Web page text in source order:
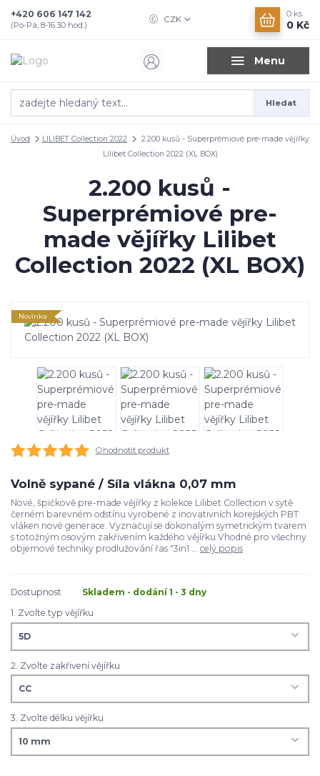
Menu
CZK
Hledat
+420 606 147 142
(Po-Pá, 8-16.30 hod.)
0 ks
0 Kč
Úvod LILIBET Collection 2022
2.200 kusů - Superprémiové pre-made vějířky
Lilibet Collection 2022 (XL BOX)
2.200 kusů -
Superprémiové pre-
made vějířky Lilibet
Collection 2022 (XL BOX)
Novinka
Ohodnotit produkt
Volně sypané / Síla vlákna 0,07 mm
Nové, špičkově pre-made vějířky z kolekce Lilibet Collection v sytě
černém barevném odstínu vyrobené z inovativních korejských PBT
vláken nové generace. Vyznačují se dokonalým symetrickým tvarem
s totožným osovým zakřivením každého vějířku Vhodné pro všechny
objemové techniky prodlužování řas "3in1 ... celý popis
Dostupnost
Skladem - dodání 1 - 3 dny
1. Zvolte typ vějířku
2. Zvolte zakřivení vějířku
3. Zvolte délku vějířku